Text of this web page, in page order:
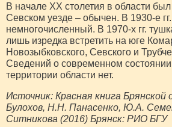
В начале ХХ столетия в области
Севском уезде – обычен. В 1930-е
немногочисленный. В 1970-х гг.
лишь изредка встретить на юге
Новозыбковского, Севского и
Сведений о современном
территории области нет.
Источник: Красная книга
Булохов, Н.Н. Панасенко, Ю.А.
Ситникова (2016) Брянск: РИО БГУ